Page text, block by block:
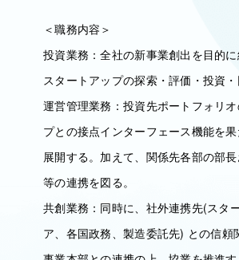
＜職務内容＞
投資業務：全社の新事業創出を目的
スタートアップの探索・評価・投資
運営管理業務：投資先ポートフォリ
プとの接点インターフェース機能を
展開する。加えて、関係先各部の部
等の連携を図る。
共創業務：同時に、社外連携先(スタ
ア、各国政務、製造委託先) との信